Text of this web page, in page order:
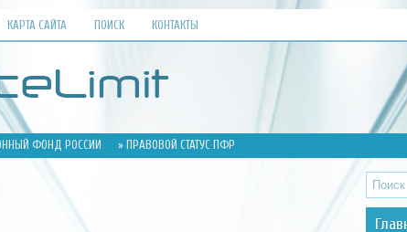
КАРТА САЙТА ПОИСК КОНТАКТЫ
ФОНД РОССИИ » ПРАВОВОЙ СТАТУС ПФР